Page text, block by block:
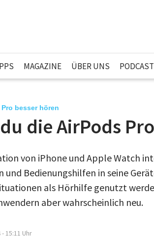
MAGAZINE ÜBER UNS PODCAST
besser hören
die AirPods
von iPhone und Apple Watch
und Bedienungshilfen in seine
als Hörhilfe genutzt
aber wahrscheinlich neu.
- 15:11 Uhr